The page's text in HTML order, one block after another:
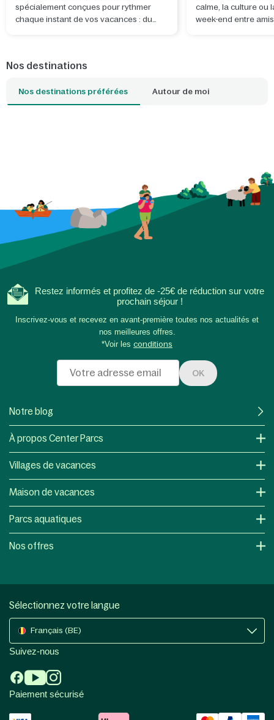
spécialement conçues pour rythmer
chaque instant de vos vacances : du
calme, la culture ou
week-end entre
Nos destinations
Nos destinations préférées Autour de moi
Restez informés et profitez de -25€ de réduction sur votre
prochain séjour !
Inscrivez-vous et recevez en avant-première toutes nos actualités et
nos meilleures offres.
*Voir les conditions
OK
Notre blog
À propos Center Parcs
Villages de vacances
Maison de vacances
Parcs aquatiques
Nos offres
Sélectionnez votre langue
Français (BE)
Suivez-nous
Paiement sécurisé